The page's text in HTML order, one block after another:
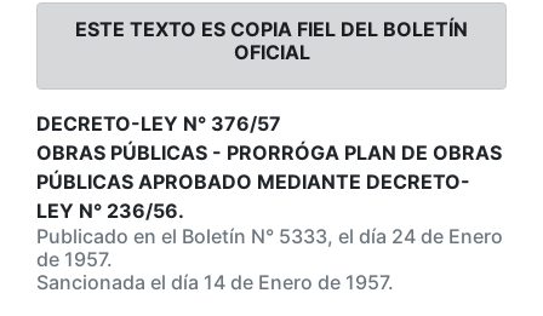
ESTE TEXTO ES COPIA FIEL DEL BOLETÍN
OFICIAL
DECRETO-LEY N° 376/57
OBRAS PÚBLICAS - PRORRÓGA PLAN DE OBRAS
PÚBLICAS APROBADO MEDIANTE DECRETO-
LEY N° 236/56.
Publicado en el Boletín N° 5333, el día 24 de Enero
de 1957.
Sancionada el día 14 de Enero de 1957.